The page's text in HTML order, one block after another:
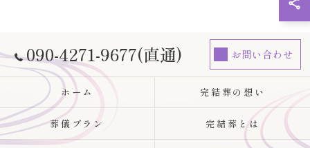
090-4271-9677(直通) お問い合わせ
ホーム 完結葬の想い
葬儀プラン 完結葬とは